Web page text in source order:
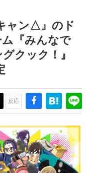
製作時のエピソードをお
赫本』は、〈試験問題〉
。
担う若きクリエイター達
を探っていきます。
さんに取材し、ゲームが
ーに与えた影響を探る企
主要なトピック・タイト
ャン△』のド
『みんなで
クック！』
反応